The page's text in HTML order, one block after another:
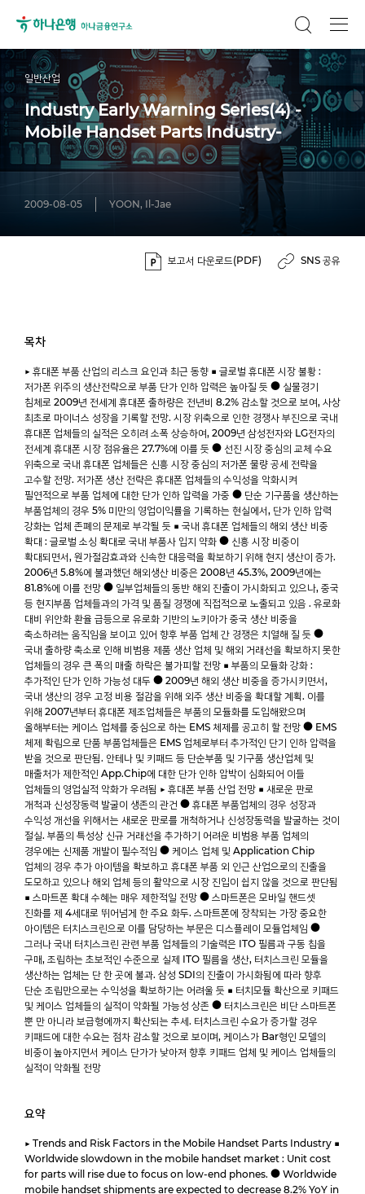
일반산업
Industry Early Warning Series(4) -
Mobile Handset Parts Industry-
2009-08-05 YOON, Il-Jae
보고서 다운로드(PDF) SNS 공유
목차
▶ 휴대폰 부품 산업의 리스크 요인과 최근 동향 ■ 글로벌 휴대폰 시장 불황 :
저가폰 위주의 생산전략으로 부품 단가 인하 압력은 높아질 듯 ● 실물경기
침체로 2009년 전세계 휴대폰 출하량은 전년비 8.2% 감소할 것으로 보여, 사상
최초로 마이너스 성장을 기록할 전망. 시장 위축으로 인한 경쟁사 부진으로 국내
휴대폰 업체들의 실적은 오히려 소폭 상승하여, 2009년 삼성전자와 LG전자의
전세계 휴대폰 시장 점유율은 27.7%에 이를 듯 ● 선진 시장 중심의 교체 수요
위축으로 국내 휴대폰 업체들은 신흥 시장 중심의 저가폰 물량 공세 전략을
고수할 전망. 저가폰 생산 전략은 휴대폰 업체들의 수익성을 악화시켜
필연적으로 부품 업체에 대한 단가 인하 압력을 가중 ● 단순 기구품을 생산하는
부품업체의 경우 5% 미만의 영업이익률을 기록하는 현실에서, 단가 인하 압력
강화는 업체 존폐의 문제로 부각될 듯 ■ 국내 휴대폰 업체들의 해외 생산 비중
확대 : 글로벌 소싱 확대로 국내 부품사 입지 약화 ● 신흥 시장 비중이
확대되면서, 원가절감효과와 신속한 대응력을 확보하기 위해 현지 생산이 증가.
2006년 5.8%에 불과했던 해외생산 비중은 2008년 45.3%, 2009년에는
81.8%에 이를 전망 ● 일부업체들의 동반 해외 진출이 가시화되고 있으나, 중국
등 현지부품 업체들과의 가격 및 품질 경쟁에 직접적으로 노출되고 있음 . 유로화
대비 위안화 환율 급등으로 유로화 기반의 노키아가 중국 생산 비중을
축소하려는 움직임을 보이고 있어 향후 부품 업체 간 경쟁은 치열해 질 듯 ●
국내 출하량 축소로 인해 비범용 제품 생산 업체 및 해외 거래선을 확보하지 못한
업체들의 경우 큰 폭의 매출 하락은 불가피할 전망 ■ 부품의 모듈화 강화 :
추가적인 단가 인하 가능성 대두 ● 2009년 해외 생산 비중을 증가시키면서,
국내 생산의 경우 고정 비용 절감을 위해 외주 생산 비중을 확대할 계획. 이를
위해 2007년부터 휴대폰 제조업체들은 부품의 모듈화를 도입해왔으며
올해부터는 케이스 업체를 중심으로 하는 EMS 체제를 공고히 할 전망 ● EMS
체제 확립으로 단품 부품업체들은 EMS 업체로부터 추가적인 단기 인하 압력을
받을 것으로 판단됨. 안테나 및 키패드 등 단순부품 및 기구품 생산업체 및
매출처가 제한적인 App.Chip에 대한 단가 인하 압박이 심화되어 이들
업체들의 영업실적 악화가 우려됨 ▶ 휴대폰 부품 산업 전망 ■ 새로운 판로
개척과 신성장동력 발굴이 생존의 관건 ● 휴대폰 부품업체의 경우 성장과
수익성 개선을 위해서는 새로운 판로를 개척하거나 신성장동력을 발굴하는 것이
절실. 부품의 특성상 신규 거래선을 추가하기 어려운 비범용 부품 업체의
경우에는 신제품 개발이 필수적임 ● 케이스 업체 및 Application Chip
업체의 경우 추가 아이템을 확보하고 휴대폰 부품 외 인근 산업으로의 진출을
도모하고 있으나 해외 업체 등의 활약으로 시장 진입이 쉽지 않을 것으로 판단됨
■ 스마트폰 확대 수혜는 매우 제한적일 전망 ● 스마트폰은 모바일 핸드셋
진화를 제 4세대로 뛰어넘게 한 주요 화두. 스마트폰에 장착되는 가장 중요한
아이템은 터치스크린으로 이를 담당하는 부문은 디스플레이 모듈업체임 ●
그러나 국내 터치스크린 관련 부품 업체들의 기술력은 ITO 필름과 구동 칩을
구매, 조립하는 초보적인 수준으로 실제 ITO 필름을 생산, 터치스크린 모듈을
생산하는 업체는 단 한 곳에 불과. 삼성 SDI의 진출이 가시화됨에 따라 향후
단순 조립만으로는 수익성을 확보하기는 어려울 듯 ■ 터치모듈 확산으로 키패드
및 케이스 업체들의 실적이 악화될 가능성 상존 ● 터치스크린은 비단 스마트폰
뿐 만 아니라 보급형에까지 확산되는 추세. 터치스크린 수요가 증가할 경우
키패드에 대한 수요는 점차 감소할 것으로 보이며, 케이스가 Bar형인 모델의
비중이 높아지면서 케이스 단가가 낮아져 향후 키패드 업체 및 케이스 업체들의
실적이 악화될 전망
요약
▶ Trends and Risk Factors in the Mobile Handset Parts Industry ■
Worldwide slowdown in the mobile handset market : Unit cost
for parts will rise due to focus on low-end phones. ● Worldwide
mobile handset shipments are expected to decrease 8.2% YoY in